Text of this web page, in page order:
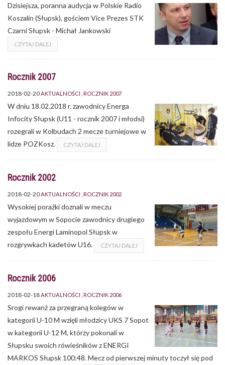
Dzisiejsza, poranna audycja w Polskie Radio
Koszalin (Słupsk), gościem Vice Prezes STK
Czarni Słupsk - Michał Jankowski
CZYTAJ DALEJ
Rocznik 2007
2018-02-20 AKTUALNOŚCI ROCZNIK 2007
W dniu 18.02.2018 r. zawodnicy Energa
Infocity Słupsk (U11 - rocznik 2007 i młodsi)
rozegrali w Kolbudach 2 mecze turniejowe w
lidze POZKosz.
CZYTAJ DALEJ
Rocznik 2002
2018-02-20 AKTUALNOŚCI ROCZNIK 2002
Wysokiej porażki doznali w meczu
wyjazdowym w Sopocie zawodnicy drugiego
zespołu Energi Laminopol Słupsk w
rozgrywkach kadetów U16.
CZYTAJ DALEJ
Rocznik 2006
2018-02-18 AKTUALNOŚCI ROCZNIK 2006
Srogi rewanż za przegraną kolegów w
kategorii U-10 M wzięli młodzicy UKS 7 Sopot
w kategorii U-12 M, którzy pokonali w
Słupsku swoich rówieśników z ENERGI
MARKOS Słupsk 100:48. Mecz od pierwszej minuty toczył się pod